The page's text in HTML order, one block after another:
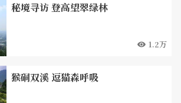
秘境寻访 登高望翠绿林
1.2万
猴硐双溪 逗猫森呼吸